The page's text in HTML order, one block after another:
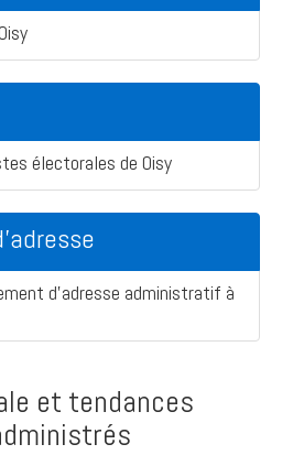
électorales de Oisy
d'adresse administratif à
et tendances